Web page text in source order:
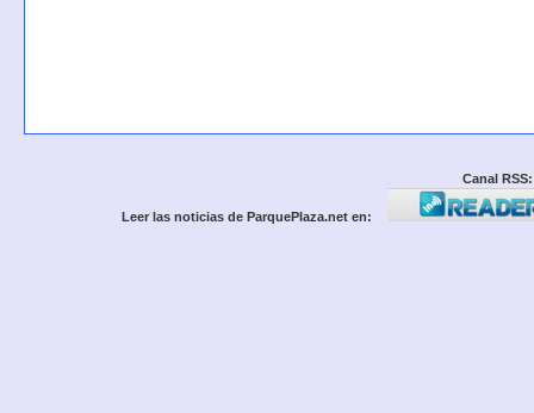
Canal RSS:
Leer las noticias de ParquePlaza.net en: